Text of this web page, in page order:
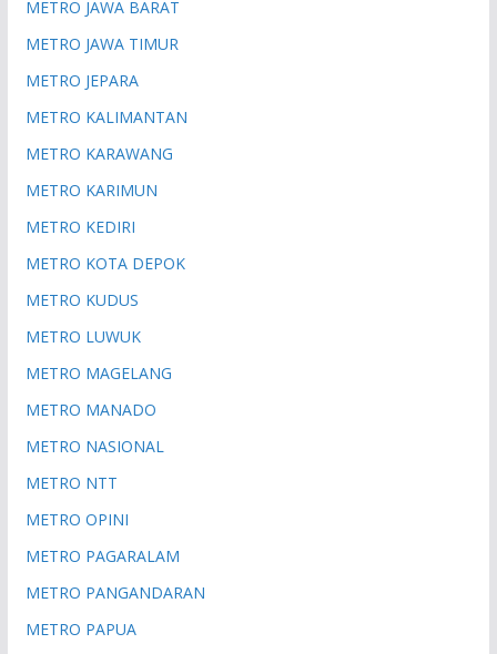
METRO JAWA BARAT
METRO JAWA TIMUR
METRO JEPARA
METRO KALIMANTAN
METRO KARAWANG
METRO KARIMUN
METRO KEDIRI
METRO KOTA DEPOK
METRO KUDUS
METRO LUWUK
METRO MAGELANG
METRO MANADO
METRO NASIONAL
METRO NTT
METRO OPINI
METRO PAGARALAM
METRO PANGANDARAN
METRO PAPUA